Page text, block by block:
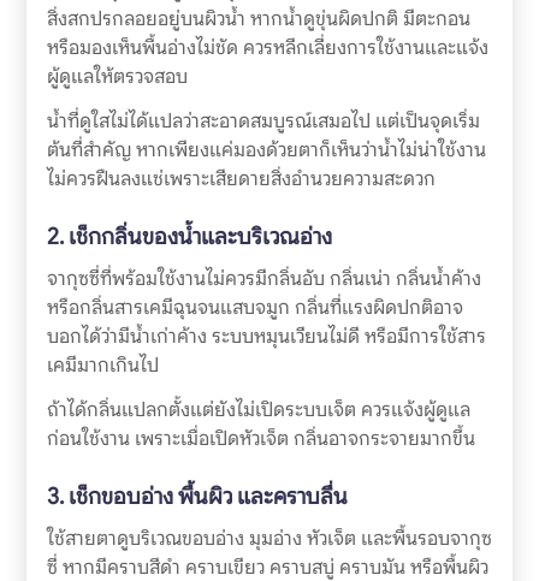
สิ่งสกปรกลอยอยู่บนผิวน้ำ หากน้ำดูขุ่นผิดปกติ มีตะกอน
หรือมองเห็นพื้นอ่างไม่ชัด ควรหลีกเลี่ยงการใช้งานและแจ้ง
ผู้ดูแลให้ตรวจสอบ
น้ำที่ดูใสไม่ได้แปลว่าสะอาดสมบูรณ์เสมอไป แต่เป็นจุดเริ่ม
ต้นที่สำคัญ หากเพียงแค่มองด้วยตาก็เห็นว่าน้ำไม่น่าใช้งาน
ไม่ควรฝืนลงแช่เพราะเสียดายสิ่งอำนวยความสะดวก
2. เช็กกลิ่นของน้ำและบริเวณอ่าง
จากุซซี่ที่พร้อมใช้งานไม่ควรมีกลิ่นอับ กลิ่นเน่า กลิ่นน้ำค้าง
หรือกลิ่นสารเคมีฉุนจนแสบจมูก กลิ่นที่แรงผิดปกติอาจ
บอกได้ว่ามีน้ำเก่าค้าง ระบบหมุนเวียนไม่ดี หรือมีการใช้สาร
เคมีมากเกินไป
ถ้าได้กลิ่นแปลกตั้งแต่ยังไม่เปิดระบบเจ็ต ควรแจ้งผู้ดูแล
ก่อนใช้งาน เพราะเมื่อเปิดหัวเจ็ต กลิ่นอาจกระจายมากขึ้น
3. เช็กขอบอ่าง พื้นผิว และคราบลื่น
ใช้สายตาดูบริเวณขอบอ่าง มุมอ่าง หัวเจ็ต และพื้นรอบจากุซ
ซี่ หากมีคราบสีดำ คราบเขียว คราบสบู่ คราบมัน หรือพื้นผิว